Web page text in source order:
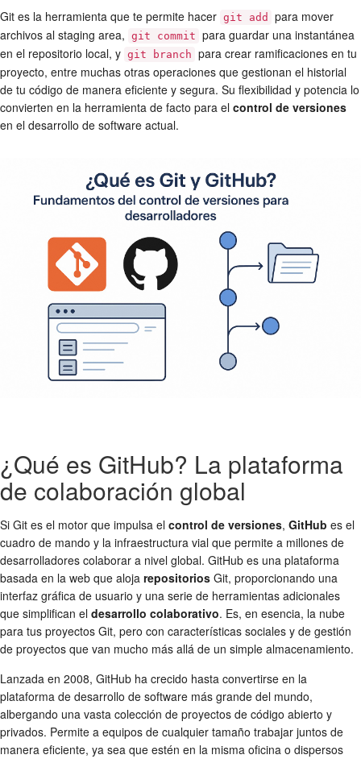
Git es la herramienta que te permite hacer git add
para mover
archivos al staging area, git commit para guardar una instantánea
en el repositorio local, y git branch para crear ramificaciones en tu
proyecto, entre muchas otras operaciones que gestionan el historial
de tu código de manera eficiente y segura. Su flexibilidad y potencia lo
convierten en la herramienta de facto para el control de versiones
en el desarrollo de software actual.
¿Qué es GitHub? La plataforma
de colaboración global
Si Git es el motor que impulsa el control de versiones, GitHub es el
cuadro de mando y la infraestructura vial que permite a millones de
desarrolladores colaborar a nivel global. GitHub es una plataforma
basada en la web que aloja repositorios Git, proporcionando una
interfaz gráfica de usuario y una serie de herramientas adicionales
que simplifican el desarrollo colaborativo. Es, en esencia, la nube
para tus proyectos Git, pero con características sociales y de gestión
de proyectos que van mucho más allá de un simple almacenamiento.
Lanzada en 2008, GitHub ha crecido hasta convertirse en la
plataforma de desarrollo de software más grande del mundo,
albergando una vasta colección de proyectos de código abierto y
privados. Permite a equipos de cualquier tamaño trabajar juntos de
manera eficiente, ya sea que estén en la misma oficina o dispersos